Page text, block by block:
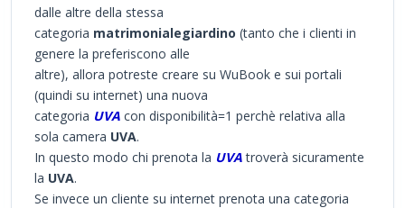
dalle altre della stessa
categoria matrimonialegiardino (tanto che i clienti in
genere la preferiscono alle
altre), allora potreste creare su WuBook e sui portali
(quindi su internet) una nuova
categoria UVA con disponibilità=1 perchè relativa alla
sola camera UVA.
In questo modo chi prenota la UVAtroverà sicuramente
la UVA.
Se invece un cliente su internet prenota una categoria